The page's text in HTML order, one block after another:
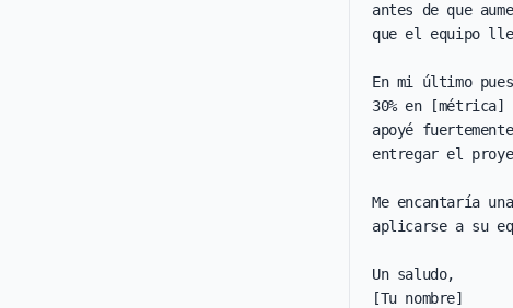
antes de que
que el equipo
En mi último
30% en
apoyé
entregar el
Me encantaría
aplicarse a su
Un saludo,
[Tu nombre]